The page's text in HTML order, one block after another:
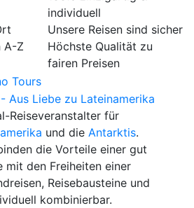
individuell
Unsere Reisen sind sicher
A-Z
Höchste Qualität zu
fairen Preisen
Reiseveranstalter für
und die Antarktis.
die Vorteile einer gut
mit den Freiheiten einer
Reisebausteine und
kombinierbar.